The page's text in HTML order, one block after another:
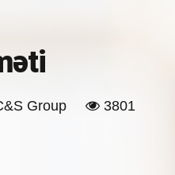
Group 3801